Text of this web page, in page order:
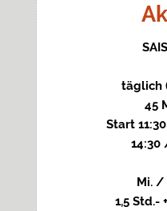
täglich
45
Start
14:30
Mi. /
1,5 Std.-